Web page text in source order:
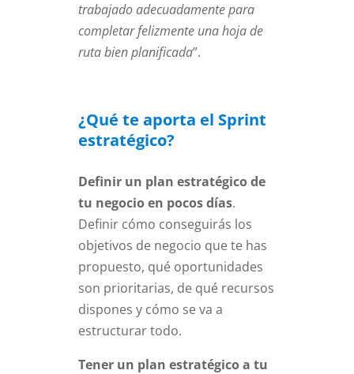
trabajado adecuadamente para
completar felizmente una hoja de
ruta bien planificada”.
¿Qué te aporta el Sprint
estratégico?
Definir un plan estratégico de
tu negocio en pocos días.
Definir cómo conseguirás los
objetivos de negocio que te has
propuesto, qué oportunidades
son prioritarias, de qué recursos
dispones y cómo se va a
estructurar todo.
Tener un plan estratégico a tu